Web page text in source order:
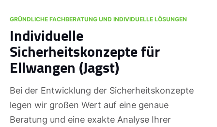
GRÜNDLICHE FACHBERATUNG UND INDIVIDUELLE LÖSUNGEN
Individuelle
Sicherheitskonzepte für
Ellwangen (Jagst)
Bei der Entwicklung der Sicherheitskonzepte
legen wir großen Wert auf eine genaue
Beratung und eine exakte Analyse Ihrer